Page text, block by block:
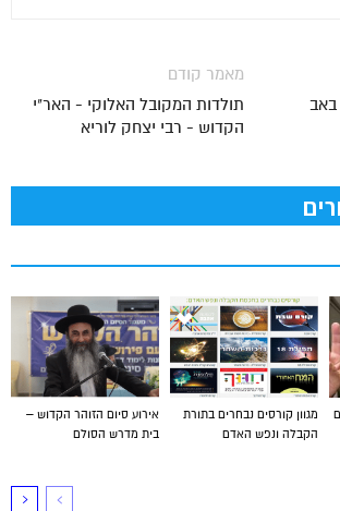
מאמר קודם
תולדות המקובל האלוקי - האר"י
הקדוש - רבי יצחק לוריא
אירוע סיום הזוהר הקדוש –
בית מדרש הסולם
מגוון קורסים נבחרים בתורת
הקבלה ונפש האדם